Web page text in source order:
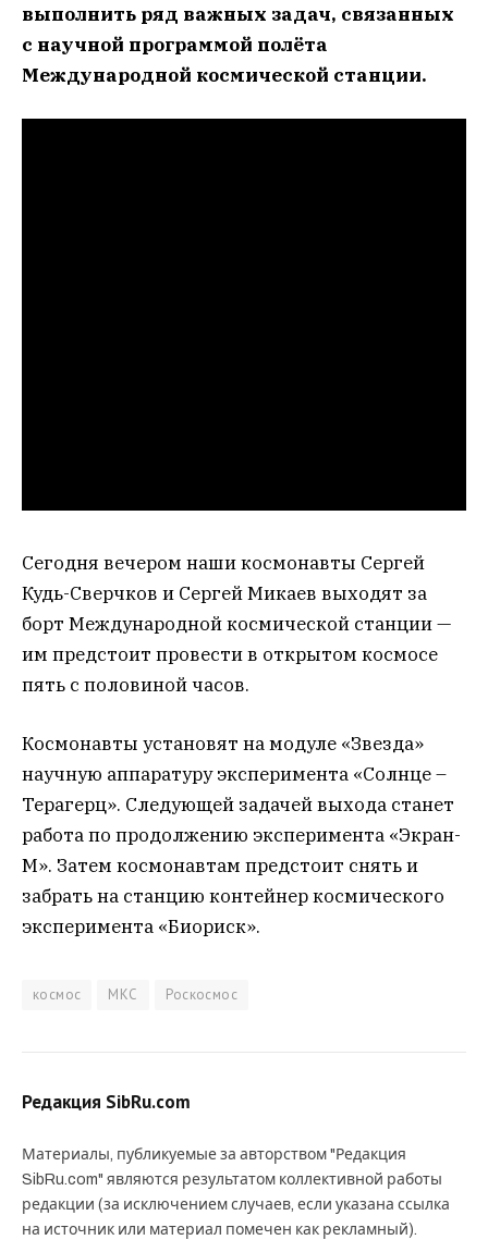
выполнить ряд важных задач, связанных
с научной программой полёта
Международной космической станции.
Сегодня вечером наши космонавты Сергей
Кудь-Сверчков и Сергей Микаев выходят за
борт Международной космической станции —
им предстоит провести в открытом космосе
пять с половиной часов.
Космонавты установят на модуле «Звезда»
научную аппаратуру эксперимента «Солнце –
Терагерц». Следующей задачей выхода станет
работа по продолжению эксперимента «Экран-
М». Затем космонавтам предстоит снять и
забрать на станцию контейнер космического
эксперимента «Биориск».
космос МКС Роскосмос
Редакция SibRu.com
Материалы, публикуемые за авторством "Редакция
SibRu.com" являются результатом коллективной работы
редакции (за исключением случаев, если указана ссылка
на источник или материал помечен как рекламный).